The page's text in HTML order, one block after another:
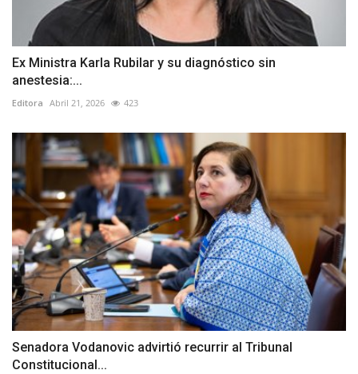
Ex Ministra Karla Rubilar y su diagnóstico sin
anestesia:...
Editora Abril 21, 2026 423
Senadora Vodanovic advirtió recurrir al Tribunal
Constitucional...